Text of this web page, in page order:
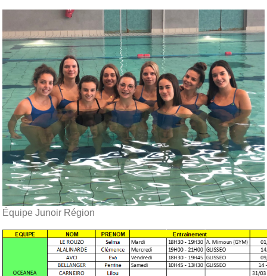
Équipe Junoir Région